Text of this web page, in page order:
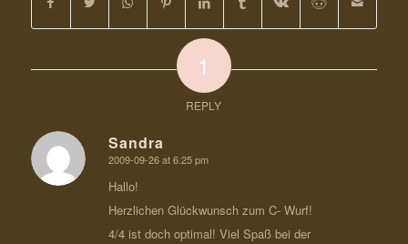
1
REPLY
Sandra
says:
2009-09-26 at 6.25 pm
Hallo!
Herzlichen Glückwunsch zum C- Wurf!
4/4 ist doch optimal! Viel Spaß bei der